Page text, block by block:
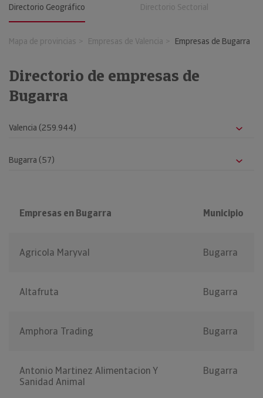
Directorio Geográfico Directorio Sectorial
Mapa de provincias Empresas de Valencia Empresas de Bugarra
Directorio de empresas de
Bugarra
Empresas en Bugarra Municipio
Agricola Maryval Bugarra
Altafruta Bugarra
Amphora Trading Bugarra
Antonio Martinez Alimentacion Y
Sanidad Animal
Bugarra